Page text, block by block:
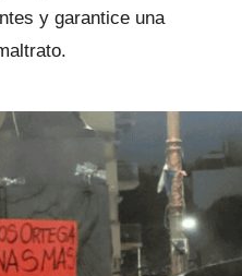
y garantice una